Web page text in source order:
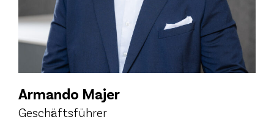
Armando Majer
Geschäftsführer